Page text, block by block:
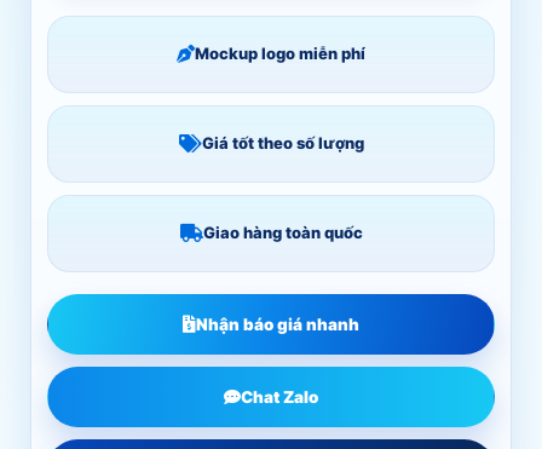
Mockup logo miễn phí
Giá tốt theo số lượng
Giao hàng toàn quốc
Nhận báo giá nhanh
Chat Zalo